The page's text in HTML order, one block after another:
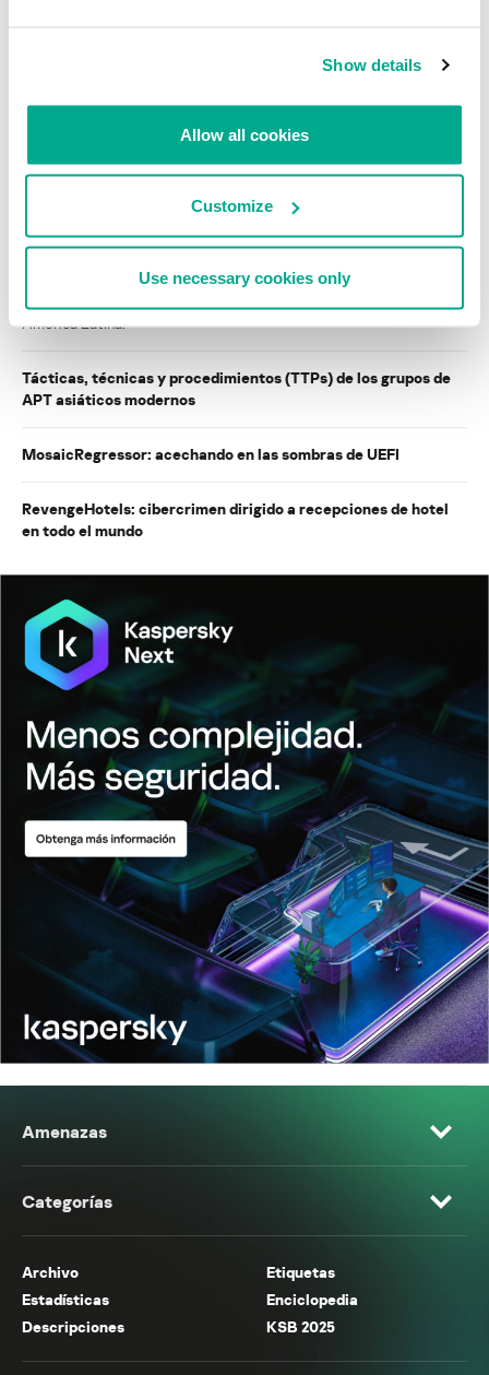
Show details
Allow all cookies
Customize
Use necessary cookies only
INFORMES
Kaspersky proporciona información sobre la actividad y los TTPs
del APT BlindEagle. Grupo que apunta a organizaciones e
América Latina.
Tácticas, técnicas y procedimientos (TTPs) de los grupos de
APT asiáticos modernos
MosaicRegressor: acechando en las sombras de UEFI
RevengeHotels: cibercrimen dirigido a recepciones de hotel
en todo el mundo
Amenazas
Categorías
Archivo
Etiquetas
Estadísticas
Enciclopedia
Descripciones
KSB 2025